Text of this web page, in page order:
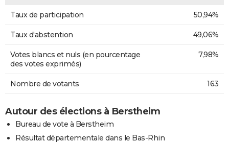
Taux de participation 50,94%
Taux d'abstention 49,06%
Votes blancs et nuls (en pourcentage
des votes exprimés)
7,98%
Nombre de votants 163
Autour des élections à Berstheim
Bureau de vote à Berstheim
Résultat départementale dans le Bas-Rhin